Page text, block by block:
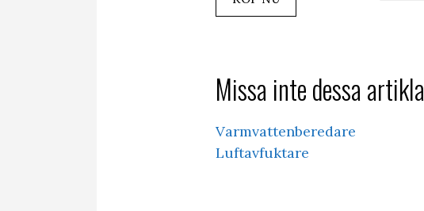
Missa inte dessa
Varmvattenberedare
Luftavfuktare